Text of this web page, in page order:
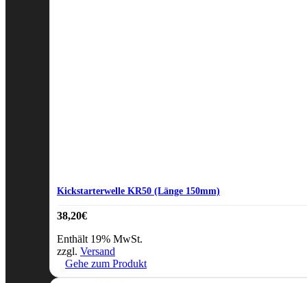
Kickstarterwelle KR50 (Länge 150mm)
38,20€
Enthält 19% MwSt.
zzgl. Versand
Gehe zum Produkt